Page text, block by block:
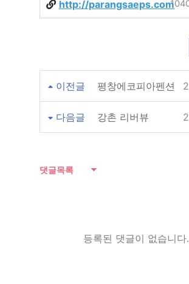
http://parangsaeps.com
이전글 평창에코피아펜션
다음글 강촌 리버뷰
댓글목록
등록된 댓글이 없습니다.